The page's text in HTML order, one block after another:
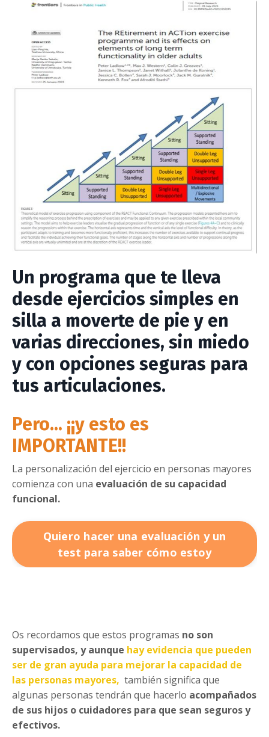
Un programa que te lleva
desde ejercicios simples en
silla a moverte de pie y en
varias direcciones, sin miedo
y con opciones seguras para
tus articulaciones.
Pero... ¡¡y esto es
IMPORTANTE!!
La personalización del ejercicio en personas mayores
comienza con una evaluación de su capacidad
funcional.
Quiero hacer una evaluación y un
test para saber cómo estoy
Os recordamos que estos programas no son
supervisados, y aunque hay evidencia que pueden
ser de gran ayuda para mejorar la capacidad de
las personas mayores, también significa que
algunas personas tendrán que hacerlo acompañados
de sus hijos o cuidadores para que sean seguros y
efectivos.